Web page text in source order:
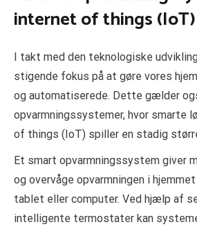
internet of things (IoT)
I takt med den teknologiske
stigende fokus på at gøre vores
og automatiserede. Dette gælder
opvarmningssystemer, hvor smarte
of things (IoT) spiller en stadig
Et smart opvarmningssystem giver
og overvåge opvarmningen i
tablet eller computer. Ved hjælp af
intelligente termostater kan